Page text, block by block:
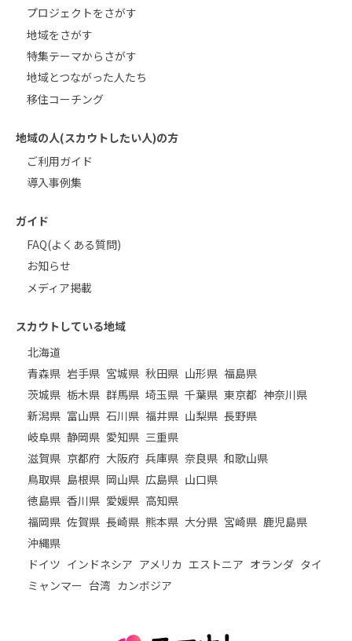
プロジェクトをさがす
地域をさがす
特集テーマからさがす
地域とつながった人たち
移住コーチング
地域の人(スカウトしたい人)の方
ご利用ガイド
導入事例集
ガイド
FAQ(よくある質問)
お知らせ
メディア掲載
スカウトしている地域
北海道
青森県 岩手県 宮城県 秋田県 山形県 福島県
茨城県 栃木県 群馬県 埼玉県 千葉県 東京都 神奈川県
新潟県 富山県 石川県 福井県 山梨県 長野県
岐阜県 静岡県 愛知県 三重県
滋賀県 京都府 大阪府 兵庫県 奈良県 和歌山県
鳥取県 島根県 岡山県 広島県 山口県
徳島県 香川県 愛媛県 高知県
福岡県 佐賀県 長崎県 熊本県 大分県 宮崎県 鹿児島県
沖縄県
ドイツ インドネシア アメリカ エストニア オランダ タイ
ミャンマー 台湾 カンボジア